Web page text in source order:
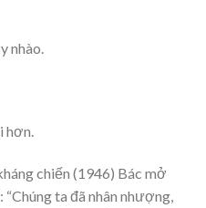
nhào.
hơn.
chiến (1946) Bác mở
ta đã nhân nhượng,